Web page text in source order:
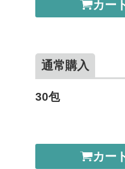
カー
通常購入
30包
カー